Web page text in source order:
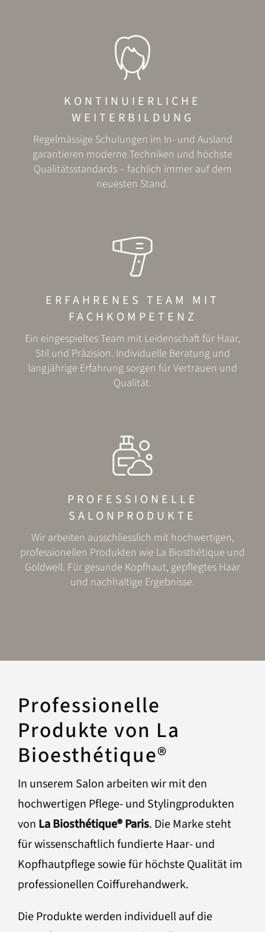
KONTINUIERLICHE
WEITERBILDUNG
Regelmässige Schulungen im In- und Ausland
garantieren moderne Techniken und höchste
Qualitätsstandards – fachlich immer auf dem
neuesten Stand.
ERFAHRENES TEAM MIT
FACHKOMPETENZ
Ein eingespieltes Team mit Leidenschaft für Haar,
Stil und Präzision. Individuelle Beratung und
langjährige Erfahrung sorgen für Vertrauen und
Qualität.
PROFESSIONELLE
SALONPRODUKTE
Wir arbeiten ausschliesslich mit hochwertigen,
professionellen Produkten wie La Biosthétique und
Goldwell. Für gesunde Kopfhaut, gepflegtes Haar
und nachhaltige Ergebnisse.
Professionelle
Produkte von La
Bioesthétique®
In unserem Salon arbeiten wir mit den
hochwertigen Pflege- und Stylingprodukten
von La Biosthétique® Paris. Die Marke steht
für wissenschaftlich fundierte Haar- und
Kopfhautpflege sowie für höchste Qualität im
professionellen Coiffurehandwerk.
Die Produkte werden individuell auf die